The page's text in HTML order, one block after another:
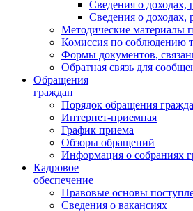
Сведения о доходах,
Сведения о доходах,
Методические материалы
Комиссия по соблюдению
Формы документов,
Обратная связь для
Обращения
граждан
Порядок обращения
Интернет-приемная
График приема
Обзоры обращений
Информация о собраниях
Кадровое
обеспечение
Правовые основы
Сведения о вакансиях